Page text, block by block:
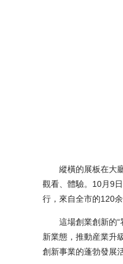
縱橫的展板在大廳
觀看、體驗。10月9
行，來自全市的120
這場創業創新的“饕
新業態，推動産業升
創新事業的蓬勃發展